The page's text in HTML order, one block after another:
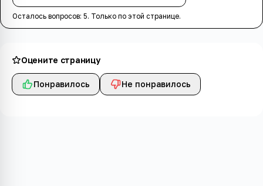
Осталось вопросов: 5. Только по этой странице.
Оцените страницу
Понравилось Не понравилось